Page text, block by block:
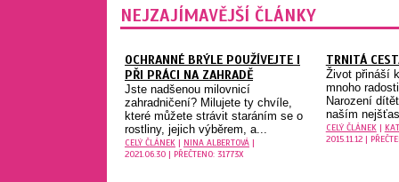
NEJZAJÍMAVĚJŠÍ ČLÁNKY
OCHRANNÉ BRÝLE POUŽÍVEJTE I
PŘI PRÁCI NA ZAHRADĚ
Jste nadšenou milovnicí
zahradničení? Milujete ty chvíle,
které můžete strávit staráním se o
rostliny, jejich výběrem, a...
CELÝ ČLÁNEK | NINA ALBERTOVÁ |
2021.06.30 | PŘEČTENO: 31773X
TRNITÁ
Život přináší
mnoho
Narození
naším
CELÝ ČLÁNEK|
2015.11.12 |